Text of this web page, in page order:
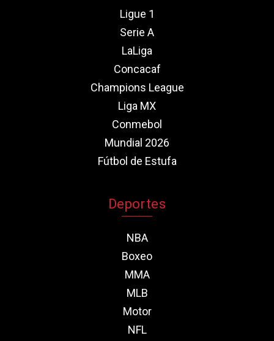
Ligue 1
Serie A
LaLiga
Concacaf
Champions League
Liga MX
Conmebol
Mundial 2026
Fútbol de Estufa
Deportes
NBA
Boxeo
MMA
MLB
Motor
NFL